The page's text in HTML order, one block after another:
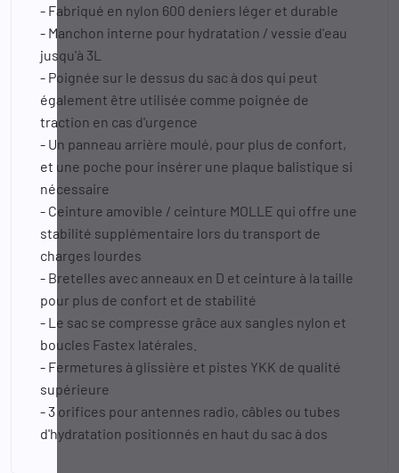
- Fabriqué en nylon 600 deniers léger et durable
- Manchon interne pour hydratation / vessie d'eau
jusqu'à 3L
- Poignée sur le dessus du sac à dos qui peut
également être utilisée comme poignée de
traction en cas d'urgence
- Un panneau arrière moulé, pour plus de confort,
et une poche pour insérer une plaque balistique si
nécessaire
- Ceinture amovible / ceinture MOLLE qui offre une
stabilité supplémentaire lors du transport de
charges lourdes
- Bretelles avec anneaux en D et ceinture à la taille
pour plus de confort et de stabilité
- Le sac se compresse grâce aux sangles nylon et
boucles Fastex latérales.
- Fermetures à glissière et pistes YKK de qualité
supérieure
- 3 orifices pour antennes radio, câbles ou tubes
d'hydratation positionnés en haut du sac à dos